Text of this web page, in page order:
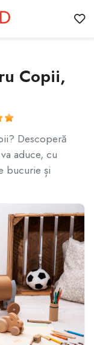
Copii,
Descoperă
aduce, cu
bucurie și